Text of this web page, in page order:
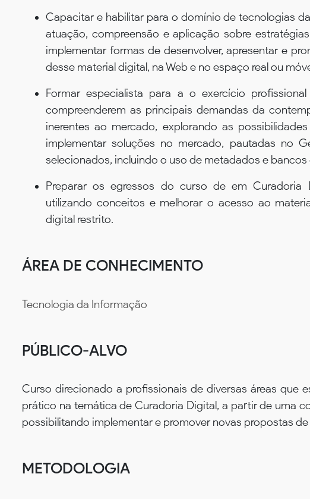
Capacitar e habilitar para o domínio de tecnologias
atuação, compreensão e aplicação sobre
implementar formas de desenvolver, apresentar e
desse material digital, na Web e no espaço real ou
Formar especialista para a o exercício
compreenderem as principais demandas da
inerentes ao mercado, explorando as
implementar soluções no mercado, pautadas no
selecionados, incluindo o uso de metadados e
Preparar os egressos do curso de em
utilizando conceitos e melhorar o acesso ao
digital restrito.
ÁREA DE CONHECIMENTO
Tecnologia da Informação
PÚBLICO-ALVO
Curso direcionado a profissionais de diversas áreas que
prático na temática de Curadoria Digital, a partir de uma
possibilitando implementar e promover novas propostas
METODOLOGIA